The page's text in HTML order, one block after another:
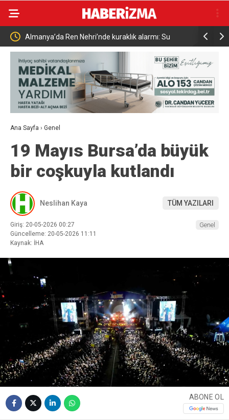
Almanya’da Ren Nehri’nde kuraklık alarmı: Su
seviyesinde tarihi düşüş yaşandı
Ana Sayfa › Genel
19 Mayıs Bursa’da büyük
bir coşkuyla kutlandı
Neslihan Kaya TÜM YAZILARI
Giriş: 20-05-2026 00:27
Güncelleme: 20-05-2026 11:11
Kaynak: İHA
Genel
ABONE OL